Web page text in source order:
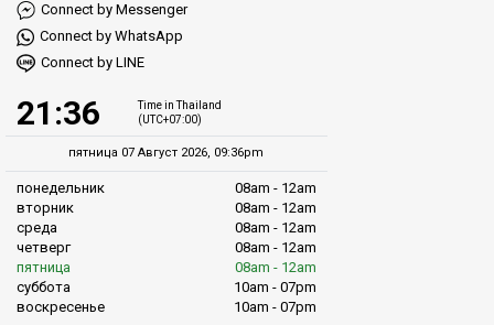
Connect by Messenger
Connect by WhatsApp
Connect by LINE
21:36
Time in Thailand
(UTC+07:00)
пятница 07 Август 2026, 09:36pm
понедельник
08am - 12am
вторник
08am - 12am
среда
08am - 12am
четверг
08am - 12am
пятница
08am - 12am
суббота
10am - 07pm
воскресенье
10am - 07pm